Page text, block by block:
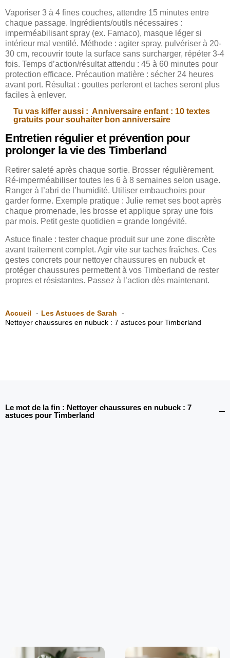
Vaporiser 3 à 4 fines couches, attendre 15 minutes entre
chaque passage. Ingrédients/outils nécessaires :
imperméabilisant spray (ex. Famaco), masque léger si
intérieur mal ventilé. Méthode : agiter spray, pulvériser à 20-
30 cm, recouvrir toute la surface sans surcharger, répéter 3-4
fois. Temps d’action/résultat attendu : 45 à 60 minutes pour
protection efficace. Précaution matière : sécher 24 heures
avant port. Résultat : gouttes perleront et taches seront plus
faciles à enlever.
Tu vas kiffer aussi : Anniversaire enfant : 10 textes
gratuits pour souhaiter bon anniversaire
Entretien régulier et prévention pour
prolonger la vie des Timberland
Retirer saleté après chaque sortie. Brosser régulièrement.
Ré-imperméabiliser toutes les 6 à 8 semaines selon usage.
Ranger à l’abri de l’humidité. Utiliser embauchoirs pour
garder forme. Exemple pratique : Julie remet ses boot après
chaque promenade, les brosse et applique spray une fois
par mois. Petit geste quotidien = grande longévité.
Astuce finale : tester chaque produit sur une zone discrète
avant traitement complet. Agir vite sur taches fraîches. Ces
gestes concrets pour nettoyer chaussures en nubuck et
protéger chaussures permettent à vos Timberland de rester
propres et résistantes. Passez à l’action dès maintenant.
Accueil
Les Astuces de Sarah
Nettoyer chaussures en nubuck : 7 astuces pour Timberland
Le mot de la fin : Nettoyer chaussures en nubuck : 7
astuces pour Timberland